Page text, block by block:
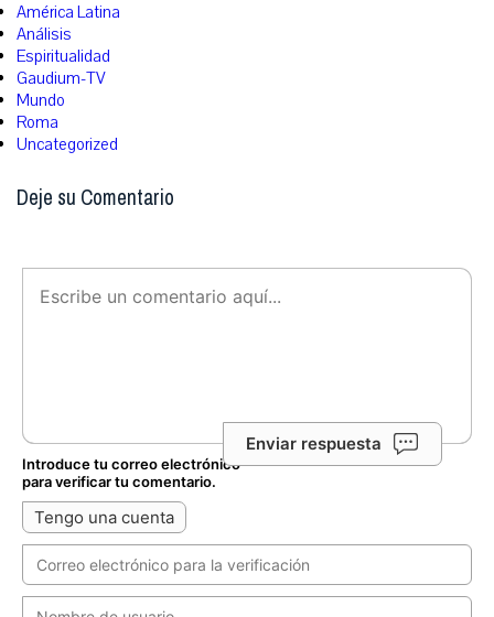
América Latina
Análisis
Espiritualidad
Gaudium-TV
Mundo
Roma
Uncategorized
Deje su Comentario
Enviar respuesta
Introduce tu correo electrónico
para verificar tu comentario.
Tengo una cuenta